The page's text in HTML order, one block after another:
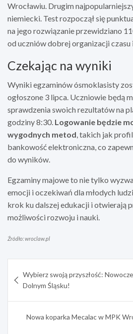
Wrocławiu. Drugim
niemiecki. Test rozpoczął się
na jego rozwiązanie przewidziano
od uczniów dobrej organizacji
Czekając na wyniki
Wyniki egzaminów ósmoklasisty
ogłoszone 3 lipca. Uczniowie będą
sprawdzenia swoich rezultatów na
godziny 8:30. Logowanie będzie
wygodnych metod, takich jak
bankowość elektroniczna, co
do wyników.
Egzaminy majowe to nie tylko
emocji i oczekiwań dla młodych
krok ku dalszej edukacji i otwierają
możliwości rozwoju i nauki.
Źródło: wroclaw.pl
wpisu
Wybierz swoją przyszłość:
Dolnym Śląsku!
Nowa koparka Mecalac w MPK